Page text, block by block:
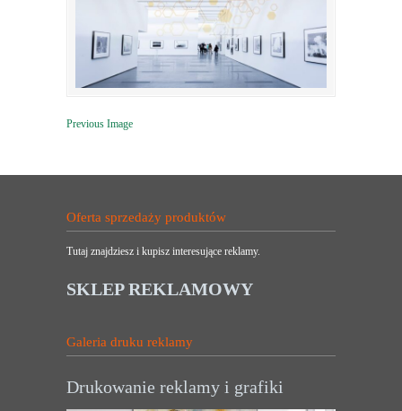
Previous Image
Oferta sprzedaży produktów
Tutaj znajdziesz i kupisz interesujące reklamy.
SKLEP REKLAMOWY
Galeria druku reklamy
Drukowanie reklamy i grafiki